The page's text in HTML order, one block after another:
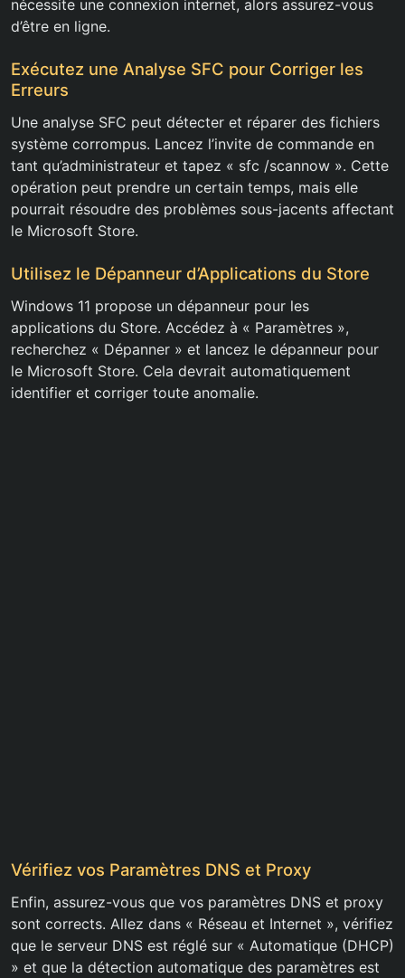
nécessite une connexion internet, alors assurez-vous
d’être en ligne.
Exécutez une Analyse SFC pour Corriger les
Erreurs
Une analyse SFC peut détecter et réparer des fichiers
système corrompus. Lancez l’invite de commande en
tant qu’administrateur et tapez « sfc /scannow ». Cette
opération peut prendre un certain temps, mais elle
pourrait résoudre des problèmes sous-jacents affectant
le Microsoft Store.
Utilisez le Dépanneur d’Applications du Store
Windows 11 propose un dépanneur pour les
applications du Store. Accédez à « Paramètres »,
recherchez « Dépanner » et lancez le dépanneur pour
le Microsoft Store. Cela devrait automatiquement
identifier et corriger toute anomalie.
Vérifiez vos Paramètres DNS et Proxy
Enfin, assurez-vous que vos paramètres DNS et proxy
sont corrects. Allez dans « Réseau et Internet », vérifiez
que le serveur DNS est réglé sur « Automatique (DHCP)
» et que la détection automatique des paramètres est